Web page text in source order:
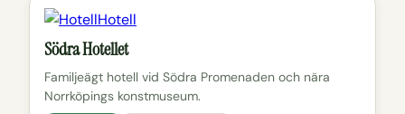
Hotell
Södra Hotellet
Familjeägt hotell vid Södra Promenaden och nära
Norrköpings konstmuseum.